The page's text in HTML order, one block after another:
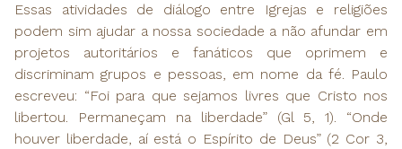
Essas atividades de diálogo entre Igrejas e religiões
podem sim ajudar a nossa sociedade a não afundar em
projetos autoritários e fanáticos que oprimem e
discriminam grupos e pessoas, em nome da fé. Paulo
escreveu: “Foi para que sejamos livres que Cristo nos
libertou. Permaneçam na liberdade” (Gl 5, 1). “Onde
houver liberdade, aí está o Espírito de Deus” (2 Cor 3,